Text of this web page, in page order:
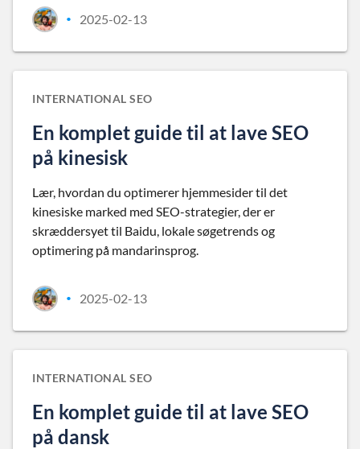
• 2025-02-13
INTERNATIONAL SEO
En komplet guide til at lave SEO
på kinesisk
Lær, hvordan du optimerer hjemmesider til det
kinesiske marked med SEO-strategier, der er
skræddersyet til Baidu, lokale søgetrends og
optimering på mandarinsprog.
• 2025-02-13
INTERNATIONAL SEO
En komplet guide til at lave SEO
på dansk